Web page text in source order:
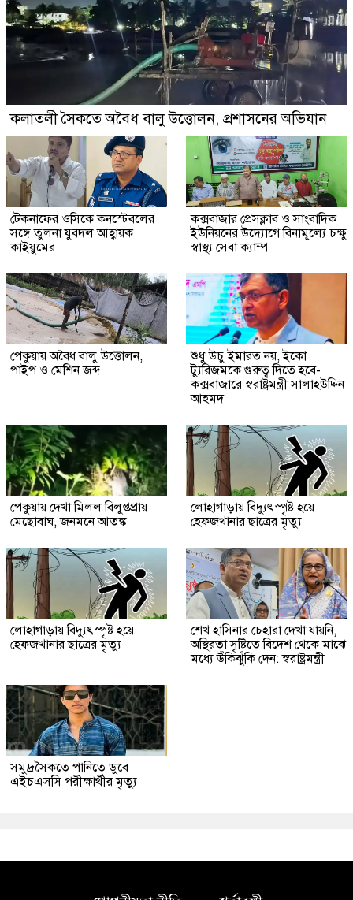
কলাতলী সৈকতে অবৈধ বালু উত্তোলন, প্রশাসনের অভিযান
টেকনাফের ওসিকে কনস্টেবলের
সঙ্গে তুলনা যুবদল আহ্বায়ক
কাইয়ুমের
কক্সবাজার প্রেসক্লাব ও সাংবাদিক
ইউনিয়নের উদ্যোগে বিনামূল্যে চক্ষু
স্বাস্থ্য সেবা ক্যাম্প
পেকুয়ায় অবৈধ বালু উত্তোলন,
পাইপ ও মেশিন জব্দ
শুধু উচু ইমারত নয়, ইকো
ট্যুরিজমকে গুরুত্ব দিতে হবে-
কক্সবাজারে স্বরাষ্ট্রমন্ত্রী সালাহউদ্দিন
আহমদ
পেকুয়ায় দেখা মিলল বিলুপ্তপ্রায়
মেছোবাঘ, জনমনে আতঙ্ক
লোহাগাড়ায় বিদ্যুৎস্পৃষ্ট হয়ে
হেফজখানার ছাত্রের মৃত্যু
লোহাগাড়ায় বিদ্যুৎস্পৃষ্ট হয়ে
হেফজখানার ছাত্রের মৃত্যু
শেখ হাসিনার চেহারা দেখা যায়নি,
অস্থিরতা সৃষ্টিতে বিদেশ থেকে মাঝে
মধ্যে উঁকিঝুঁকি দেন: স্বরাষ্ট্রমন্ত্রী
সমুদ্রসৈকতে পানিতে ডুবে
এইচএসসি পরীক্ষার্থীর মৃত্যু